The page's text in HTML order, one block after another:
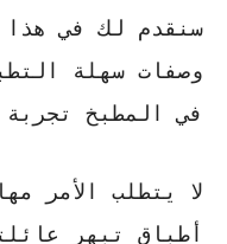
سنقدم لك في
وصفات سهلة
في المطبخ
لا يتطلب الأمر
أطباق تبهر